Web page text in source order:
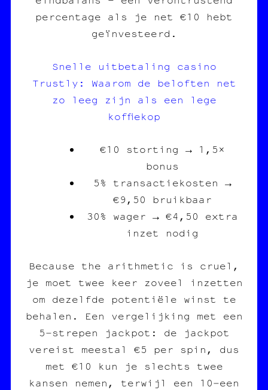
percentage als je net €10 hebt
geïnvesteerd.
Snelle uitbetaling casino
Trustly: Waarom de beloften net
zo leeg zijn als een lege
koffiekop
€10 storting → 1,5×
bonus
5% transactiekosten →
€9,50 bruikbaar
30% wager → €4,50 extra
inzet nodig
Because the arithmetic is cruel,
je moet twee keer zoveel inzetten
om dezelfde potentiële winst te
behalen. Een vergelijking met een
5‑strepen jackpot: de jackpot
vereist meestal €5 per spin, dus
met €10 kun je slechts twee
kansen nemen, terwijl een 10‑een